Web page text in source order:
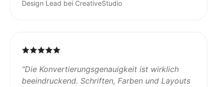
Design Lead bei CreativeStudio
“Die Konvertierungsgenauigkeit ist wirklich
beeindruckend. Schriften, Farben und Layouts